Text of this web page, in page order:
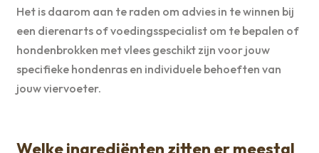
Het is daarom aan te raden om advies in te winnen bij
een dierenarts of voedingsspecialist om te bepalen of
hondenbrokken met vlees geschikt zijn voor jouw
specifieke hondenras en individuele behoeften van
jouw viervoeter.
Welke ingrediënten zitten er meestal